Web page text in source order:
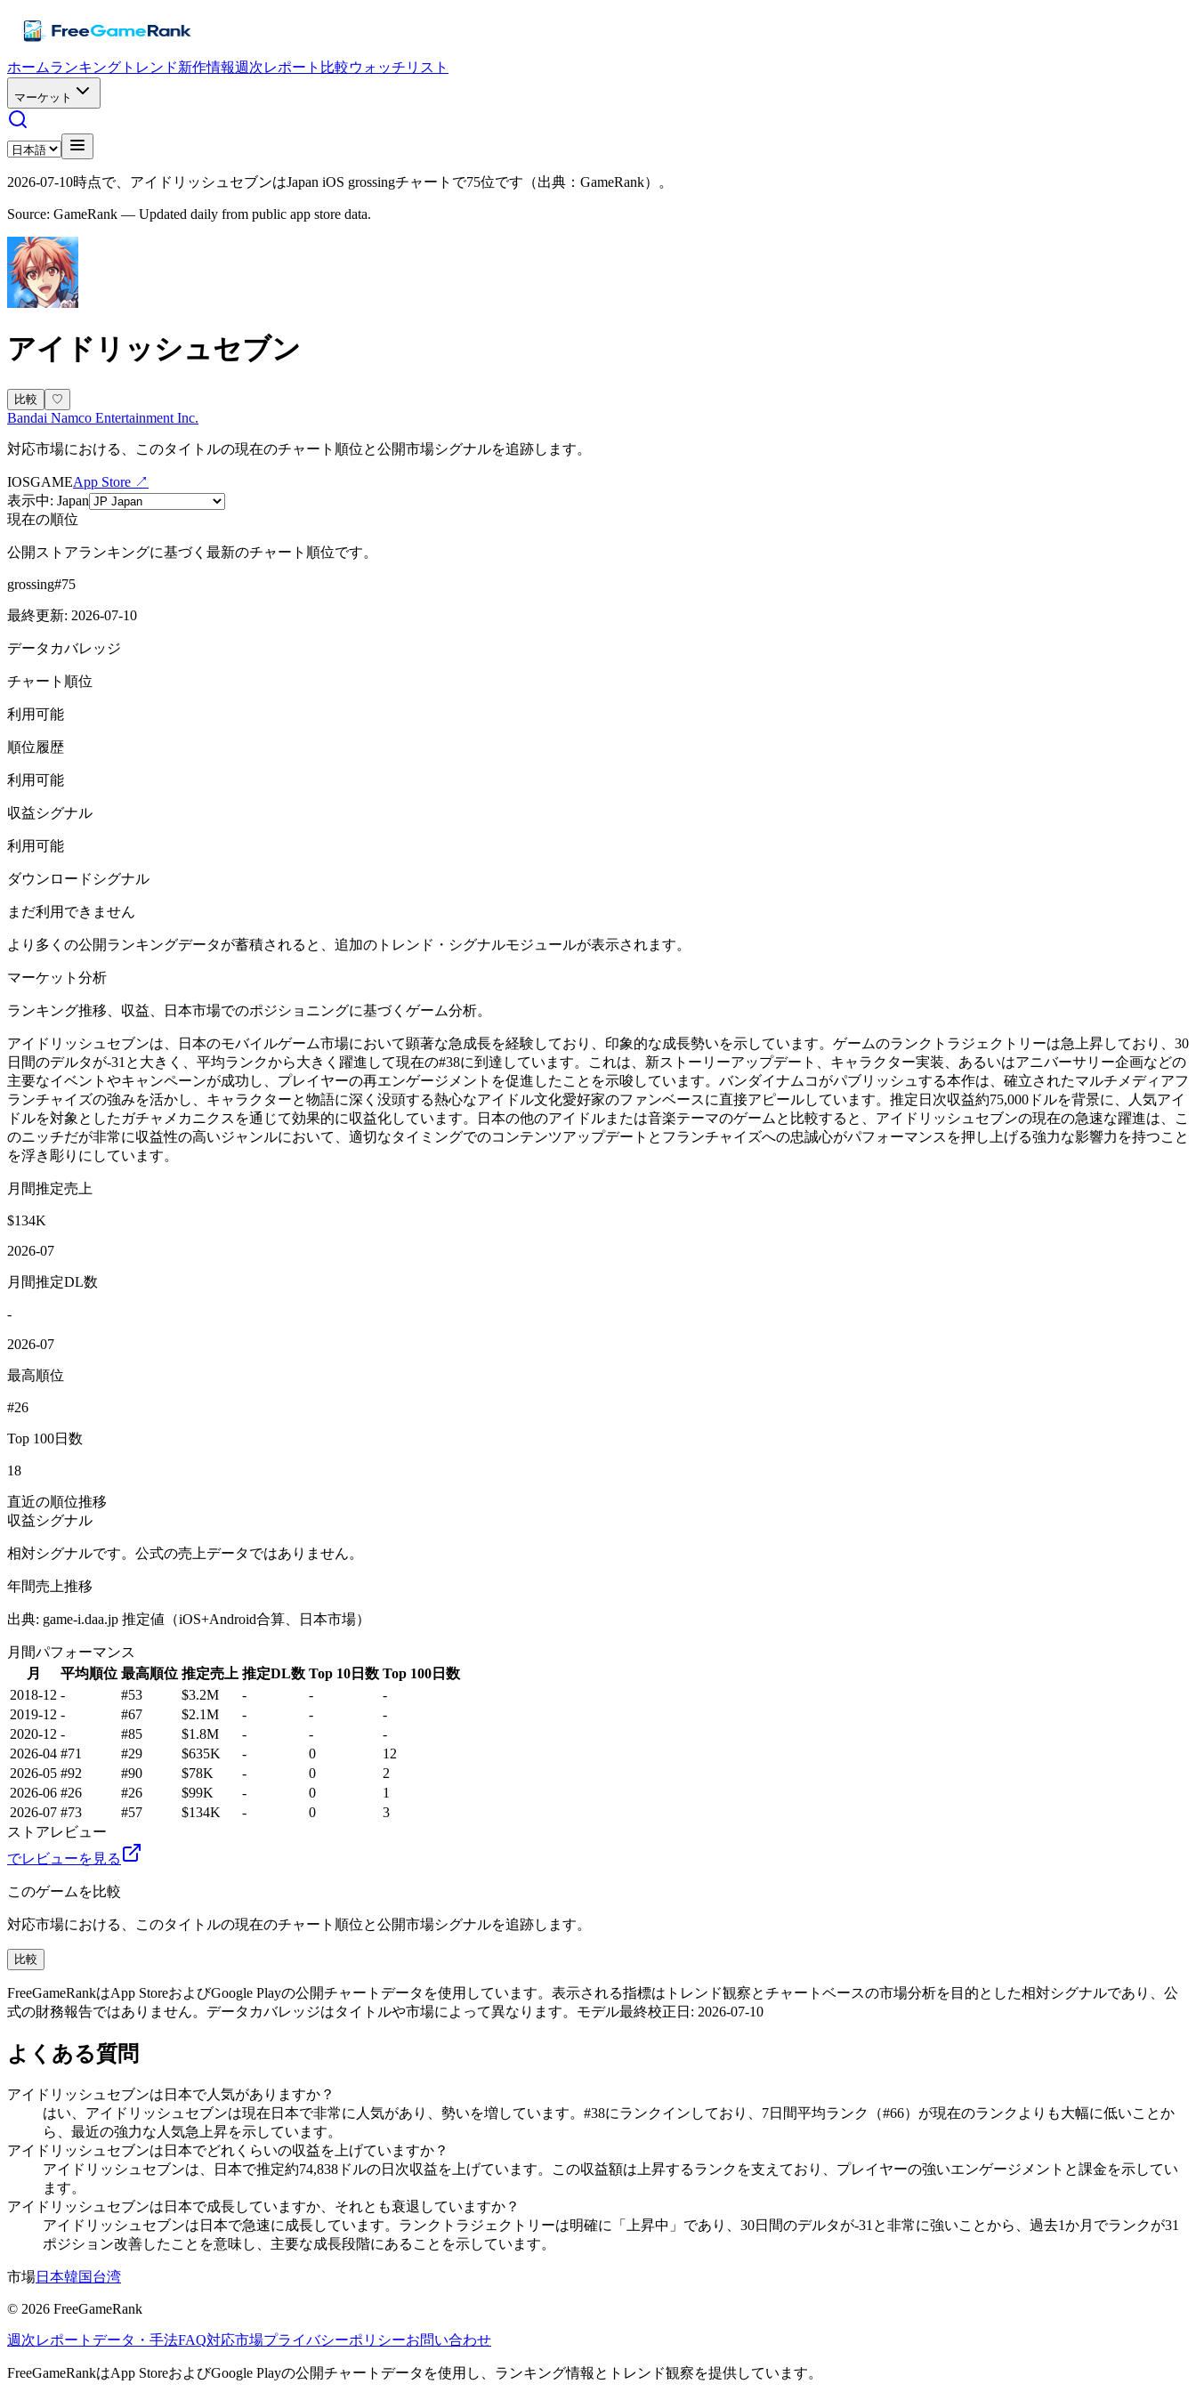
ホームランキング トレンド新作情報週次レポート 比較ウォッチリスト
マーケット
2026-07-10時点で、アイドリッシュセブンはJapan iOS grossingチャートで75位です（出典：GameRank）。
Source: GameRank — Updated daily from public app store data.
アイドリッシュセブン
比較 ♡
Bandai Namco Entertainment Inc.
対応市場における、このタイトルの現在のチャート順位と公開市場シグナルを追跡します。
IOSGAMEApp Store ↗
表示中: Japan
現在の順位
公開ストアランキングに基づく最新のチャート順位です。
grossing#75
最終更新: 2026-07-10
データカバレッジ
チャート順位
利用可能
順位履歴
利用可能
収益シグナル
利用可能
ダウンロードシグナル
まだ利用できません
より多くの公開ランキングデータが蓄積されると、追加のトレンド・シグナルモジュールが表示されます。
マーケット分析
ランキング推移、収益、日本市場でのポジショニングに基づくゲーム分析。
アイドリッシュセブンは、日本のモバイルゲーム市場において顕著な急成長を経験しており、印象的な成長勢いを示しています。ゲームのランクトラジェクトリーは急上昇しており、30
日間のデルタが-31と大きく、平均ランクから大きく躍進して現在の#38に到達しています。これは、新ストーリーアップデート、キャラクター実装、あるいはアニバーサリー企画などの
主要なイベントやキャンペーンが成功し、プレイヤーの再エンゲージメントを促進したことを示唆しています。バンダイナムコがパブリッシュする本作は、確立されたマルチメディアフ
ランチャイズの強みを活かし、キャラクターと物語に深く没頭する熱心なアイドル文化愛好家のファンベースに直接アピールしています。推定日次収益約75,000ドルを背景に、人気アイ
ドルを対象としたガチャメカニクスを通じて効果的に収益化しています。日本の他のアイドルまたは音楽テーマのゲームと比較すると、アイドリッシュセブンの現在の急速な躍進は、こ
のニッチだが非常に収益性の高いジャンルにおいて、適切なタイミングでのコンテンツアップデートとフランチャイズへの忠誠心がパフォーマンスを押し上げる強力な影響力を持つこと
を浮き彫りにしています。
月間推定売上
$134K
2026-07
月間推定DL数
-
2026-07
最高順位
#26
Top 100日数
18
直近の順位推移
収益シグナル
相対シグナルです。公式の売上データではありません。
年間売上推移
出典: game-i.daa.jp 推定値（iOS+Android合算、日本市場）
月間パフォーマンス
月
平均順位 最高順位 推定売上 推定DL数 Top 10日数 Top 100日数
2018-12 - #53 $3.2M - -
-
2019-12 - #67 $2.1M - -
-
2020-12 - #85 $1.8M - -
-
2026-04 #71 #29 $635K - 0
12
2026-05 #92 #90 $78K - 0
2
2026-06 #26 #26 $99K - 0
1
2026-07 #73 #57 $134K - 0
3
ストアレビュー
でレビューを見る
このゲームを比較
対応市場における、このタイトルの現在のチャート順位と公開市場シグナルを追跡します。
比較
FreeGameRankはApp StoreおよびGoogle Playの公開チャートデータを使用しています。表示される指標はトレンド観察とチャートベースの市場分析を目的とした相対シグナルであり、公
式の財務報告ではありません。データカバレッジはタイトルや市場によって異なります。 モデル最終校正日 : 2026-07-10
よくある質問
アイドリッシュセブンは日本で人気がありますか？
はい、アイドリッシュセブンは現在日本で非常に人気があり、勢いを増しています。#38にランクインしており、7日間平均ランク（#66）が現在のランクよりも大幅に低いことか
ら、最近の強力な人気急上昇を示しています。
アイドリッシュセブンは日本でどれくらいの収益を上げていますか？
アイドリッシュセブンは、日本で推定約74,838ドルの日次収益を上げています。この収益額は上昇するランクを支えており、プレイヤーの強いエンゲージメントと課金を示してい
ます。
アイドリッシュセブンは日本で成長していますか、それとも衰退していますか？
アイドリッシュセブンは日本で急速に成長しています。ランクトラジェクトリーは明確に「上昇中」であり、30日間のデルタが-31と非常に強いことから、過去1か月でランクが31
ポジション改善したことを意味し、主要な成長段階にあることを示しています。
市場日本韓国台湾
© 2026 FreeGameRank
週次レポート データ・手法FAQ対応市場プライバシーポリシーお問い合わせ
FreeGameRankはApp StoreおよびGoogle Playの公開チャートデータを使用し、ランキング情報とトレンド観察を提供しています。